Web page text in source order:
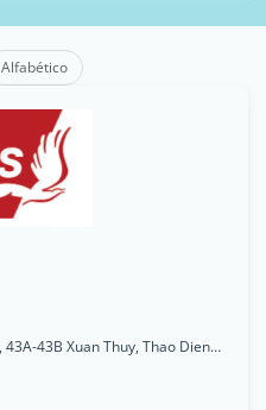
Alfabético
1st floor, The Senator Building, 43A-43B Xuan Thuy, Thao Dien, Thu Duc Ho Chi Minh City